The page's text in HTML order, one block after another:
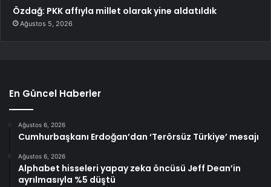
Özdağ: PKK affıyla millet olarak yine aldatıldık
Ağustos 5, 2026
En Güncel Haberler
Ağustos 6, 2026
Cumhurbaşkanı Erdoğan’dan ‘Terörsüz Türkiye’ mesajı
Ağustos 6, 2026
Alphabet hisseleri yapay zeka öncüsü Jeff Dean’in
ayrılmasıyla %5 düştü